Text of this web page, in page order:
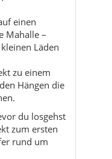
zu einem
Hängen die
du losgehst
zum ersten
rund um